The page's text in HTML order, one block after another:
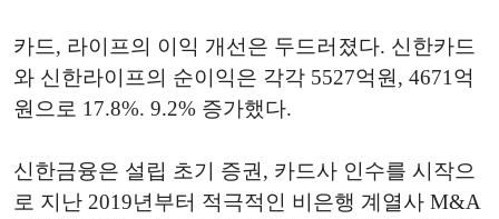
카드, 라이프의 이익 개선은 두드러졌다. 신한카드
와 신한라이프의 순이익은 각각 5527억원, 4671억
원으로 17.8%. 9.2% 증가했다.
신한금융은 설립 초기 증권, 카드사 인수를 시작으
로 지난 2019년부터 적극적인 비은행 계열사 M&A